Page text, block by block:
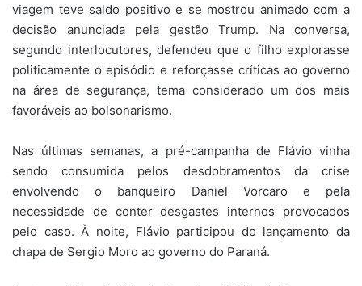
viagem teve saldo positivo e se mostrou animado com a
decisão anunciada pela gestão Trump. Na conversa,
segundo interlocutores, defendeu que o filho explorasse
politicamente o episódio e reforçasse críticas ao governo
na área de segurança, tema considerado um dos mais
favoráveis ao bolsonarismo.
Nas últimas semanas, a pré-campanha de Flávio vinha
sendo consumida pelos desdobramentos da crise
envolvendo o banqueiro Daniel Vorcaro e pela
necessidade de conter desgastes internos provocados
pelo caso. À noite, Flávio participou do lançamento da
chapa de Sergio Moro ao governo do Paraná.